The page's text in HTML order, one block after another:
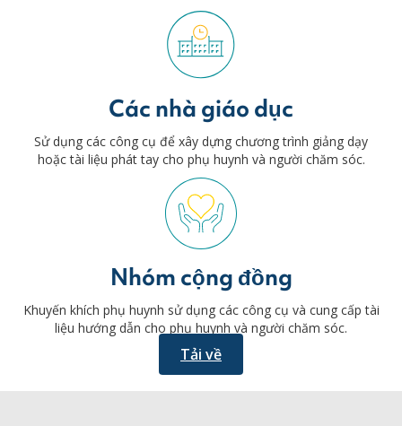
Các nhà giáo dục
Sử dụng các công cụ để xây dựng chương trình giảng dạy
hoặc tài liệu phát tay cho phụ huynh và người chăm sóc.
Nhóm cộng đồng
Khuyến khích phụ huynh sử dụng các công cụ và cung cấp tài
liệu hướng dẫn cho phụ huynh và người chăm sóc.
Tải về